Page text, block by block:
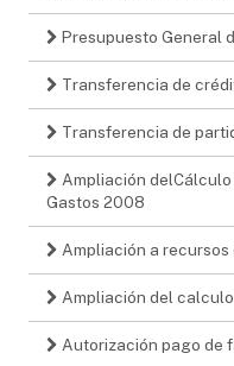
Presupuesto General
Transferencia de
Transferencia de
Ampliación
Gastos 2008
Ampliación a recursos
Ampliación del
Autorización pago de